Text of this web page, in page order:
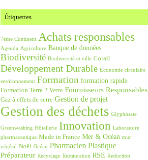
Étiquettes
7ème Continent Achats responsables
Agenda Agriculture Banque de données
Biodiversité Biodiversité et ville Corail
Développement Durable Economie circulaire
environnement Formation formation rapide
Formation Terre 2 Verre Fournisseurs Responsables
Gaz à effets de serre Gestion de projet
Gestion des déchets Glyphosate
Greenwashing Hôtellerie Innovation Laboratoire
pharmaceutique Made in France Mer & Océan mur
végétal Noël Océan Pharmacien Plastique
Préparateur Recyclage Restauration RSE Réduction